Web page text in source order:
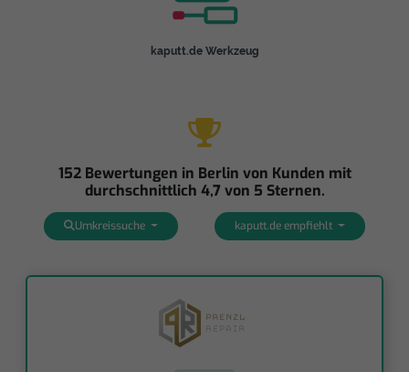
kaputt.de Werkzeug
152 Bewertungen in Berlin von Kunden mit
durchschnittlich 4,7 von 5 Sternen.
Umkreissuche kaputt.de empfiehlt